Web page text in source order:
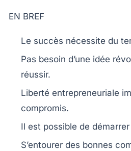
EN BREF
Le succès nécessite du
Pas besoin d’une idée
réussir.
Liberté entrepreneuriale
compromis.
Il est possible de
S’entourer des bonnes